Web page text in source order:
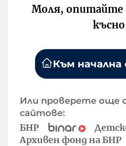
Моля, опитайте
Към
Или проверете
сайтове:
БНР
Архивен фонд на БНР